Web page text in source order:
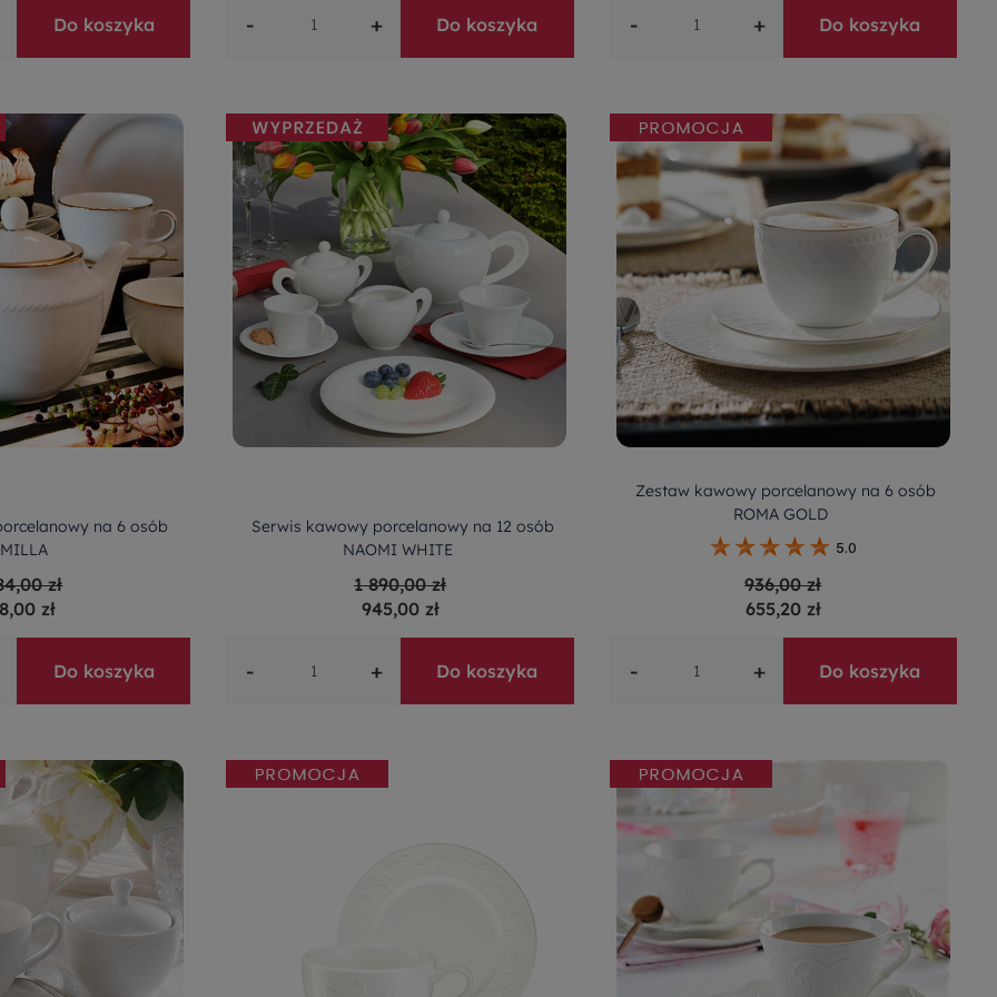
Do koszyka - + Do koszyka - + Do koszyka
na 6 osób
zł
zł
Do koszyka
Serwis kawowy porcelanowy na 12 osób
NAOMI WHITE
1 890,00 zł
945,00 zł
- + Do koszyka
Zestaw kawowy porcelanowy na 6 osób
ROMA GOLD
5.0
936,00 zł
655,20 zł
- + Do koszyka